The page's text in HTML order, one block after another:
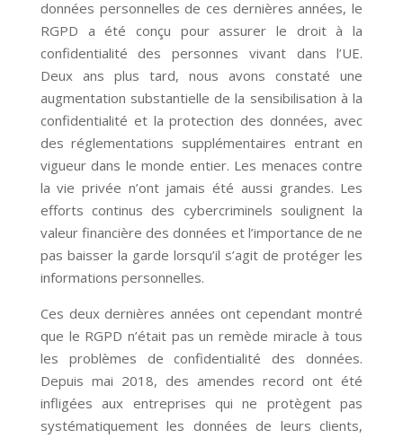
données personnelles de ces dernières années, le
RGPD a été conçu pour assurer le droit à la
confidentialité des personnes vivant dans l’UE.
Deux ans plus tard, nous avons constaté une
augmentation substantielle de la sensibilisation à la
confidentialité et la protection des données, avec
des réglementations supplémentaires entrant en
vigueur dans le monde entier. Les menaces contre
la vie privée n’ont jamais été aussi grandes. Les
efforts continus des cybercriminels soulignent la
valeur financière des données et l’importance de ne
pas baisser la garde lorsqu’il s’agit de protéger les
informations personnelles.
Ces deux dernières années ont cependant montré
que le RGPD n’était pas un remède miracle à tous
les problèmes de confidentialité des données.
Depuis mai 2018, des amendes record ont été
infligées aux entreprises qui ne protègent pas
systématiquement les données de leurs clients,